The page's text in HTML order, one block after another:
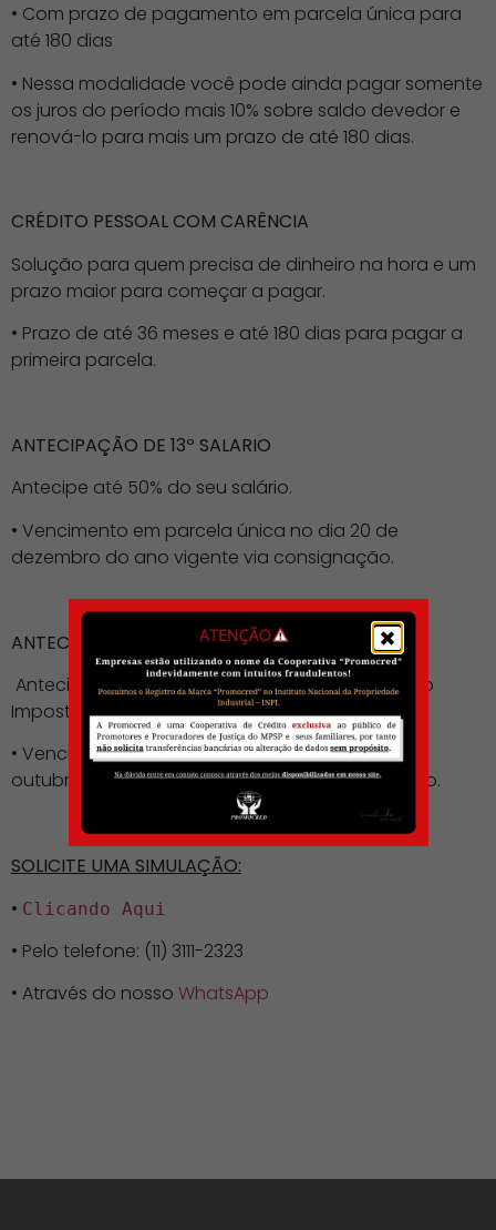
• Com prazo de pagamento em parcela única para
até 180 dias
• Nessa modalidade você pode ainda pagar somente
os juros do período mais 10% sobre saldo devedor e
renová-lo para mais um prazo de até 180 dias.
CRÉDITO PESSOAL COM CARÊNCIA
Solução para quem precisa de dinheiro na hora e um
prazo maior para começar a pagar.
• Prazo de até 36 meses e até 180 dias para pagar a
primeira parcela.
ANTECIPAÇÃO DE 13º SALARIO
Antecipe até 50% do seu salário.
• Vencimento em parcela única no dia 20 de
dezembro do ano vigente via consignação.
ANTECIPAÇÃO DA RESTITUIÇÃO DE IR
Antecipe até 90% do valor da sua restituição do
Imposto de Renda.
• Vencimento em parcela única no 4º dia útil de
outubro do ano vigente via consignação/boleto.
SOLICITE UMA SIMULAÇÃO:
• Clicando Aqui
• Pelo telefone: (11) 3111-2323
• Através do nosso WhatsApp